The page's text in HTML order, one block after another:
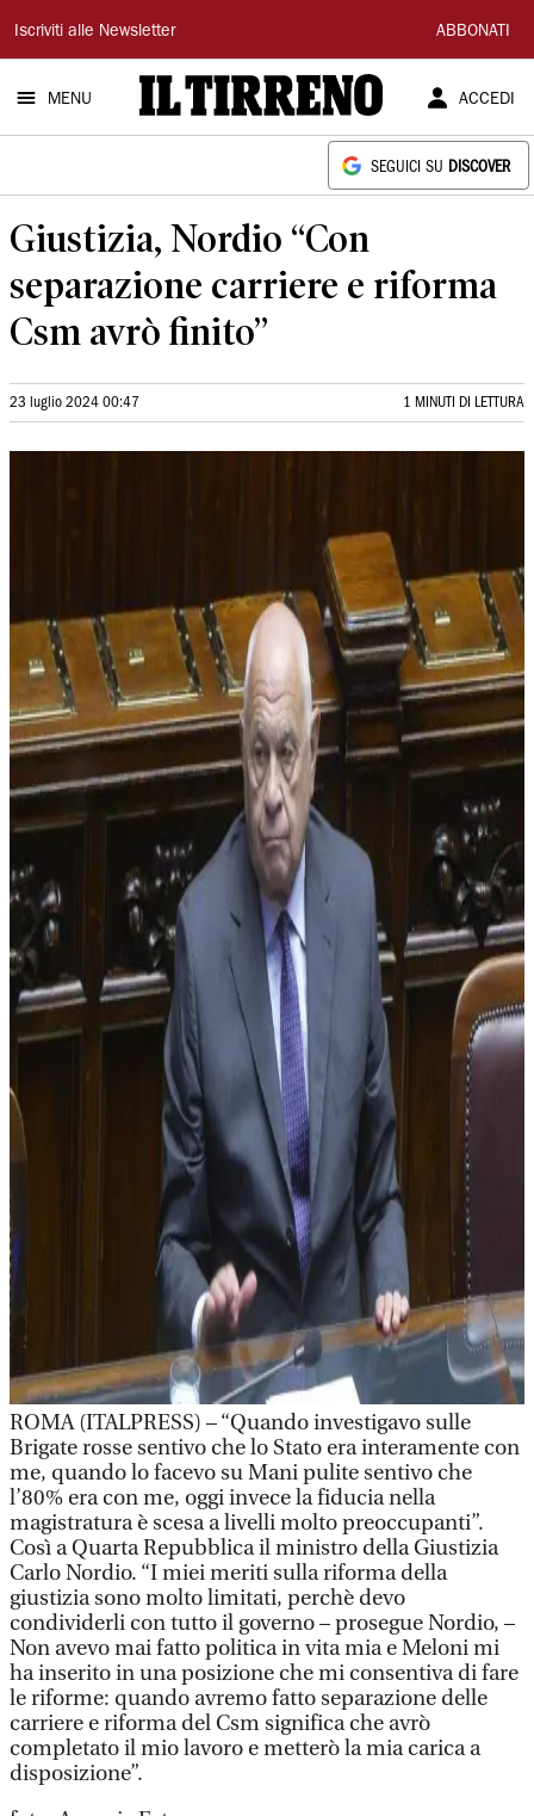
Il
Tirreno
Iscriviti alle Newsletter ABBONATI
MENU ACCEDI
SEGUICI SU DISCOVER
Giustizia, Nordio “Con
separazione carriere e riforma
Csm avrò finito”
23 luglio 2024 00:47 1 MINUTI DI LETTURA
ROMA (ITALPRESS) – “Quando investigavo sulle
Brigate rosse sentivo che lo Stato era interamente con
me, quando lo facevo su Mani pulite sentivo che
l’80% era con me, oggi invece la fiducia nella
magistratura è scesa a livelli molto preoccupanti”.
Così a Quarta Repubblica il ministro della Giustizia
Carlo Nordio. “I miei meriti sulla riforma della
giustizia sono molto limitati, perchè devo
condividerli con tutto il governo – prosegue Nordio, –
Non avevo mai fatto politica in vita mia e Meloni mi
ha inserito in una posizione che mi consentiva di fare
le riforme: quando avremo fatto separazione delle
carriere e riforma del Csm significa che avrò
completato il mio lavoro e metterò la mia carica a
disposizione”.